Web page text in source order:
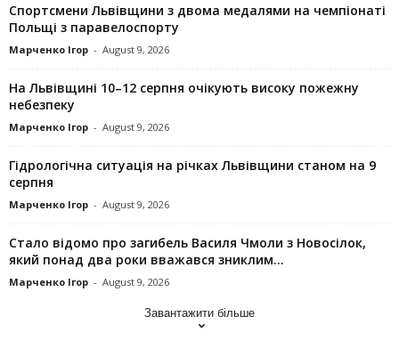
Спортсмени Львівщини з двома медалями на чемпіонаті
Польщі з паравелоспорту
Марченко Ігор - August 9, 2026
На Львівщині 10–12 серпня очікують високу пожежну
небезпеку
Марченко Ігор - August 9, 2026
Гідрологічна ситуація на річках Львівщини станом на 9
серпня
Марченко Ігор - August 9, 2026
Стало відомо про загибель Василя Чмоли з Новосілок,
який понад два роки вважався зниклим...
Марченко Ігор - August 9, 2026
Завантажити більше